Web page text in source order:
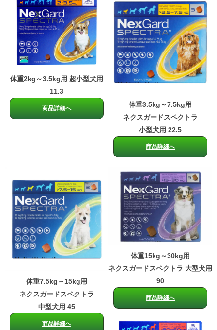
体重2kg～3.5kg用 超小型犬用
11.3
商品詳細へ
体重3.5kg～7.5kg用
ネクスガードスペクトラ
小型犬用 22.5
商品詳細へ
体重7.5kg～15kg用
ネクスガードスペクトラ
中型犬用 45
商品詳細へ
体重15kg～30kg用
ネクスガードスペクトラ 大型犬用
90
商品詳細へ